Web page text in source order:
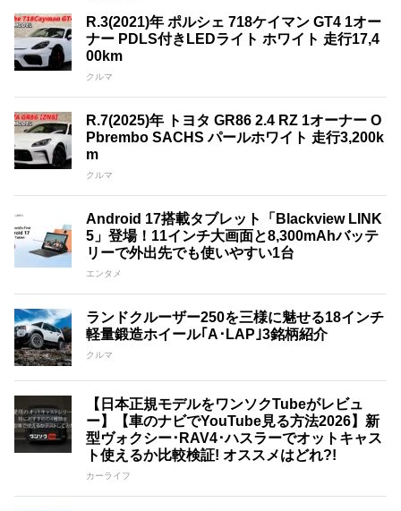
R.3(2021)年 ポルシェ 718ケイマン GT4 1オー
ナー PDLS付きLEDライト ホワイト 走行17,4
00km
クルマ
R.7(2025)年 トヨタ GR86 2.4 RZ 1オーナー O
Pbrembo SACHS パールホワイト 走行3,200k
m
クルマ
Android 17搭載タブレット「Blackview LINK
5」登場！11インチ大画面と8,300mAhバッテ
リーで外出先でも使いやすい1台
エンタメ
ランドクルーザー250を三様に魅せる18インチ
軽量鍛造ホイール｢A･LAP｣3銘柄紹介
クルマ
【日本正規モデルをワンソクTubeがレビュ
ー】【車のナビでYouTube見る方法2026】新
型ヴォクシー･RAV4･ハスラーでオットキャス
ト使えるか比較検証! オススメはどれ?!
カーライフ